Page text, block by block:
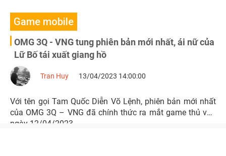
Game mobile
OMG 3Q - VNG tung phiên bản mới nhất, ái nữ của
Lữ Bố tái xuất giang hồ
Tran Huy 13/04/2023 14:00:00
Với tên gọi Tam Quốc Diễn Võ Lệnh, phiên bản mới nhất
của OMG 3Q – VNG đã chính thức ra mắt game thủ vào
ngày 12/04/2023.